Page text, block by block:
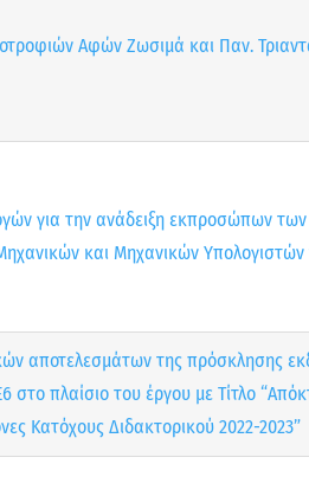
Αφών Ζωσιμά και Παν.
για την ανάδειξη εκπροσώπων
και Μηχανικών
αποτελεσμάτων της πρόσκλησης
πλαίσιο του έργου με Τίτλο
Κατόχους Διδακτορικού 2022-2023”